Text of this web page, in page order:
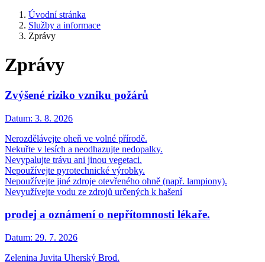
Úvodní stránka
Služby a informace
Zprávy
Zprávy
Zvýšené riziko vzniku požárů
Datum: 3. 8. 2026
Nerozdělávejte oheň ve volné přírodě.
Nekuřte v lesích a neodhazujte nedopalky.
Nevypalujte trávu ani jinou vegetaci.
Nepoužívejte pyrotechnické výrobky.
Nepoužívejte jiné zdroje otevřeného ohně (např. lampiony).
Nevyužívejte vodu ze zdrojů určených k hašení
prodej a oznámení o nepřítomnosti lékaře.
Datum: 29. 7. 2026
Zelenina Juvita Uherský Brod.